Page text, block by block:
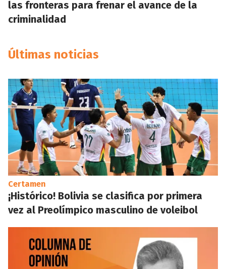
las fronteras para frenar el avance de la
criminalidad
Últimas noticias
Certamen
¡Histórico! Bolivia se clasifica por primera
vez al Preolímpico masculino de voleibol